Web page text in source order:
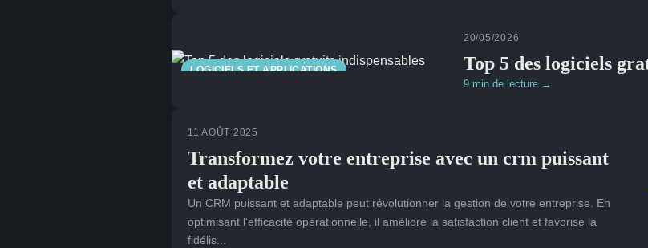
LOGICIELS ET APPLICATIONS
20/05/2026
Top 5 des logiciels
9 min de lecture →
11 AOÛT 2025
Transformez votre entreprise avec un crm puissant
et adaptable
Un CRM puissant et adaptable peut révolutionner la gestion de votre entreprise. En
optimisant l'efficacité opérationnelle, il améliore la satisfaction client et favorise la
fidélis...